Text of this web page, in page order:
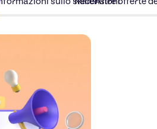
Scopri l'offerta